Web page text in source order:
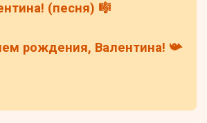
(песня) 🎼
рождения, Валентина! 📯